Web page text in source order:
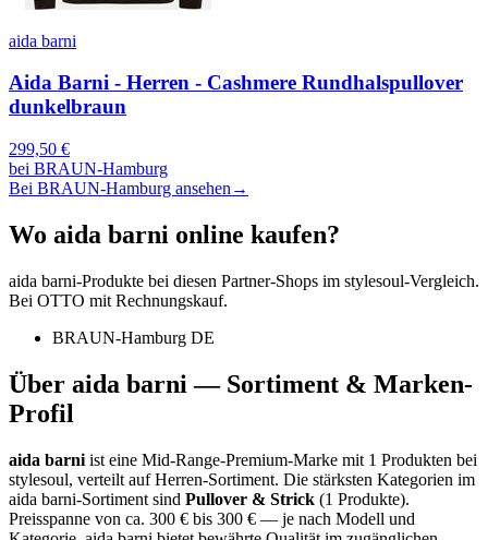
aida barni
Aida Barni - Herren - Cashmere Rundhalspullover
dunkelbraun
299,50 €
bei BRAUN-Hamburg
Bei BRAUN-Hamburg ansehen →
Wo aida barni online kaufen?
aida barni-Produkte bei diesen Partner-Shops im stylesoul-Vergleich.
Bei OTTO mit Rechnungskauf.
BRAUN-Hamburg DE
Über aida barni — Sortiment & Marken-
Profil
aida barni ist eine Mid-Range-Premium-Marke mit 1 Produkten bei
stylesoul, verteilt auf Herren-Sortiment. Die stärksten Kategorien im
aida barni-Sortiment sind Pullover & Strick (1 Produkte).
Preisspanne von ca. 300 € bis 300 € — je nach Modell und